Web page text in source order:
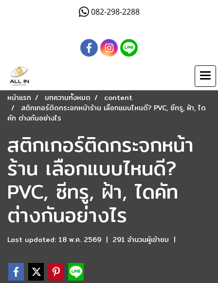
082-298-2288
หน้าแรก บทความทั้งหมด
content
สติกเกอร์ติดกระจกหน้าร้าน เลือกแบบไหนดี? PVC, ซีทรู, ฝ้า, ได
คัท ต่างกันอย่างไร
สติกเกอร์ติดกระจกหน้า
ร้าน เลือกแบบไหนดี?
PVC, ซีทรู, ฝ้า, ไดคัท
ต่างกันอย่างไร
Last updated: 18 พ.ค. 2569 | 291 จำนวนผู้เข้าชม |